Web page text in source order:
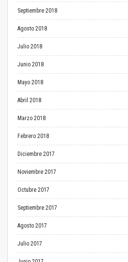
Septiembre 2018
Agosto 2018
Julio 2018
Junio 2018
Mayo 2018
Abril 2018
Marzo 2018
Febrero 2018
Diciembre 2017
Noviembre 2017
Octubre 2017
Septiembre 2017
Agosto 2017
Julio 2017